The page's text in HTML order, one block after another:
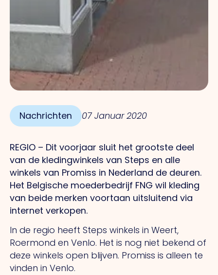
Nachrichten 07 Januar 2020
REGIO – Dit voorjaar sluit het grootste deel
van de kledingwinkels van Steps en alle
winkels van Promiss in Nederland de deuren.
Het Belgische moederbedrijf FNG wil kleding
van beide merken voortaan uitsluitend via
internet verkopen.
In de regio heeft Steps winkels in Weert,
Roermond en Venlo. Het is nog niet bekend of
deze winkels open blijven. Promiss is alleen te
vinden in Venlo.